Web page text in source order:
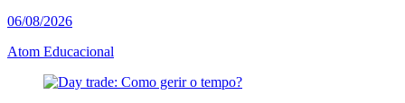
06/08/2026
Atom Educacional